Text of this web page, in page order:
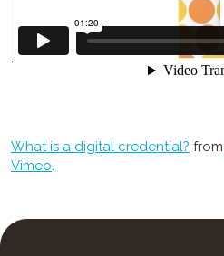
What is a digital credential? from
Vimeo.